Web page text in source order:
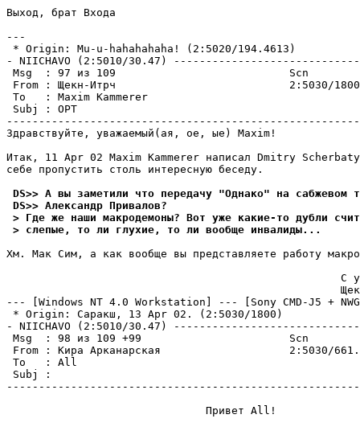
Выход, брат Входа
---
* Origin: Mu-u-hahahahaha! (2:5020/194.4613)
- NIICHAVO (2:5010/30.47)
Msg  : 97 из 109                           Scn
From : Щекн-Итрч                           2:5030/1800
To   : Maxim Kammerer
Subj : ОРТ
Здравствуйте, уважаемый(ая, ое, ые) Maxim!
Итак, 11 Apr 02 Maxim Kammerer написал Dmitry
себе пропустить столь интересную беседу.
DS>> А вы заметили что передачу "Однако" на сабжевом
DS>> Александр Пpивалов?
> Где же наши макpодемоны? Вот уже какие-то дубли
> слепые, то ли глухие, то ли вообще инвалиды...
Хм. Мак Сим, а как вообще вы представляете работу
С
--- [Windows NT 4.0 Workstation] --- [Sony CMD-J5 +
* Origin: Саракш, 13 Apr 02. (2:5030/1800)
- NIICHAVO (2:5010/30.47)
Msg  : 98 из 109 +99                       Scn
From : Кира Арканарская                    2:5030/
To   : All
Subj :
                               Привет All!